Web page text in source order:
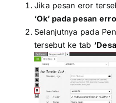
Jika pesan eror
‘Ok’pada pesan
Selanjutnya pada
tersebut ke tab ‘